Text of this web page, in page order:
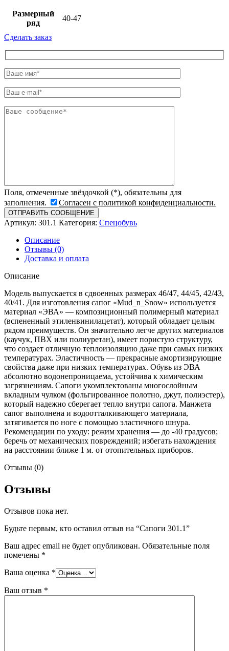
Размерный
ряд
40-47
Сделать заказ
Поля, отмеченные звёздочкой (*), обязательны для
заполнения.
Согласен с политикой конфиденциальности.
Артикул: 301.1 Категория: Спецобувь
Описание
Отзывы (0)
Доставка и оплата
Описание
Модель выпускается в сдвоенных размерах 46/47, 44/45, 42/43,
40/41. Для изготовления сапог «Mud_n_Snow» используется
материал «ЭВА» — композиционный полимерный материал
(вспененный этиленвинилацетат), который обладает целым
рядом преимуществ. Он значительно легче других материалов
(каучук, ПВХ или полиуретан), имеет пористую структуру,
что создает отличную теплоизоляцию даже при самых низких
температурах. Эластичность — прекрасные амортизирующие
свойства даже при низких температурах. Обувь из ЭВА
абсолютно водонепроницаема, устойчива к химическим
загрязнениям. Сапоги укомплектованы многослойным
вкладным чулком (фольгированное полотно, джут, полиэстер),
который надежно сберегает тепло внутри сапога. Манжета
сапог выполнена и водоотталкивающего материала,
затягивается по ноге с помощью эластичного шнура.
Рекомендации по уходу: режим хранения — до -40 градусов;
беречь от механических повреждений; избегать нахождения
на расстоянии ближе 1 м. от отопительных приборов.
Отзывы (0)
Отзывы
Отзывов пока нет.
Будьте первым, кто оставил отзыв на “Сапоги 301.1”
Ваш адрес email не будет опубликован. Обязательные поля
помечены *
Ваша оценка *
Ваш отзыв *